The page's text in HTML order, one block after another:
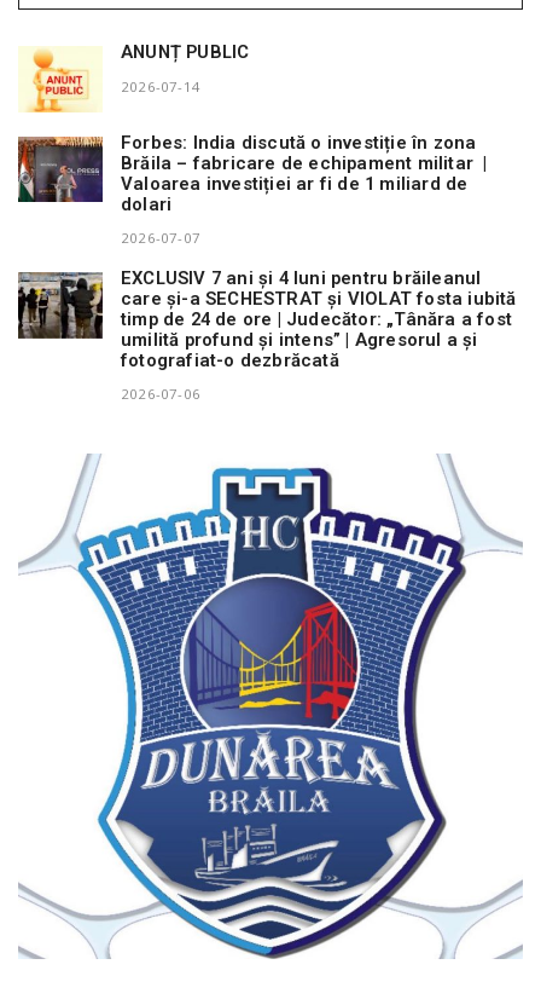
ANUNȚ PUBLIC
2026-07-14
Forbes: India discută o investiție în zona
Brăila – fabricare de echipament militar |
Valoarea investiției ar fi de 1 miliard de
dolari
2026-07-07
EXCLUSIV 7 ani și 4 luni pentru brăileanul
care și-a SECHESTRAT și VIOLAT fosta iubită
timp de 24 de ore | Judecător: „Tânăra a fost
umilită profund și intens” | Agresorul a și
fotografiat-o dezbrăcată
2026-07-06